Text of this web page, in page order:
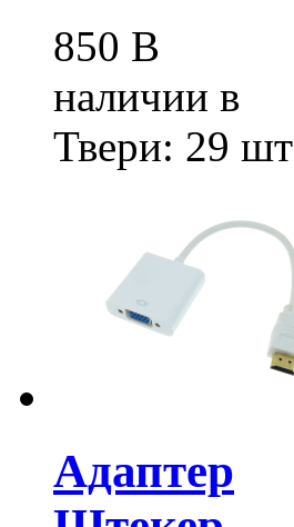
850 В
наличии в
Твери: 29 шт
Адаптер